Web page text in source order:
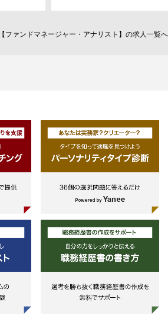
【ファンドマネージャー・アナリスト】の求人一覧へ